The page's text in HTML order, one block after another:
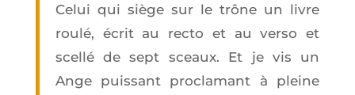
Celui qui siège sur le trône un livre
rou­lé, écrit au rec­to et au ver­so et
scel­lé de sept sceaux. Et je vis un
Ange puis­sant pro­cla­mant à pleine